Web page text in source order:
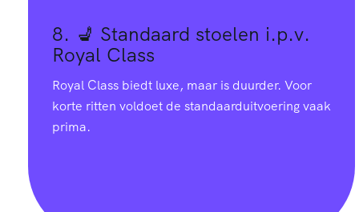
8. 💺 Standaard stoelen i.p.v.
Royal Class
Royal Class biedt luxe, maar is duurder. Voor
korte ritten voldoet de standaarduitvoering vaak
prima.